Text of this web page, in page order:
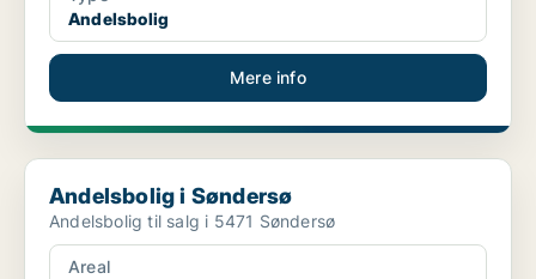
Andelsbolig
Mere info
Andelsbolig i Søndersø
Andelsbolig i Søndersø
Andelsbolig til salg i 5471 Søndersø
Areal